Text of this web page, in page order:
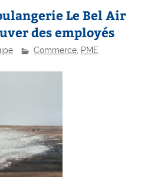
Le Bel Air
des employés
Commerce, PME